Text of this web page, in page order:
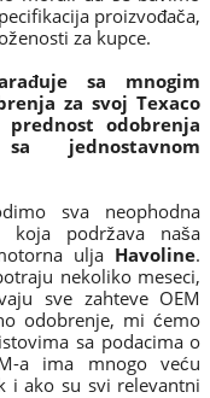
proizvođača,
za kupce.
sa mnogim
za svoj Texaco
odobrenja
jednostavnom
sva neophodna
koja podržava naša
ulja Havoline.
nekoliko meseci,
sve zahteve OEM
odobrenje, mi ćemo
sa podacima o
a ima mnogo veću
i ako su svi relevantni